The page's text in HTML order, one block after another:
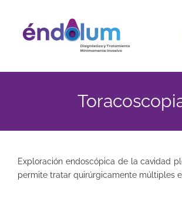
contenido
Exploración endoscópica de la cavidad
permite tratar quirúrgicamente múltiples